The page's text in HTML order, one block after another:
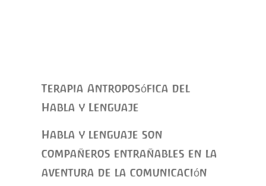
Terapia Antroposófica del
Habla y Lenguaje
Habla y lenguaje son
compañeros entrañables en la
aventura de la comunicación